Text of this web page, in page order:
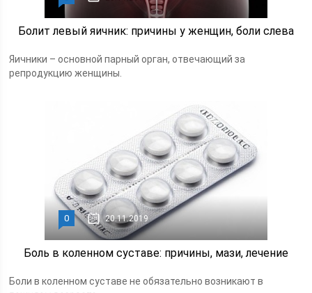
Болит левый яичник: причины у женщин, боли слева
Яичники – основной парный орган, отвечающий за
репродукцию женщины.
0 20.11.2019
Боль в коленном суставе: причины, мази, лечение
Боли в коленном суставе не обязательно возникают в